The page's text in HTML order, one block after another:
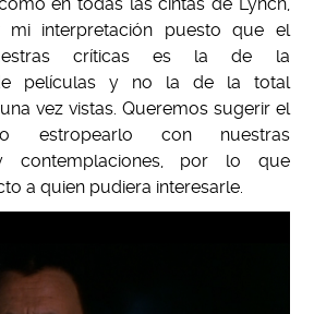
interpretación puesto que el
críticas es la de la
películas y no la de la total
vez vistas. Queremos sugerir el
estropearlo con nuestras
contemplaciones, por lo que
a quien pudiera interesarle.